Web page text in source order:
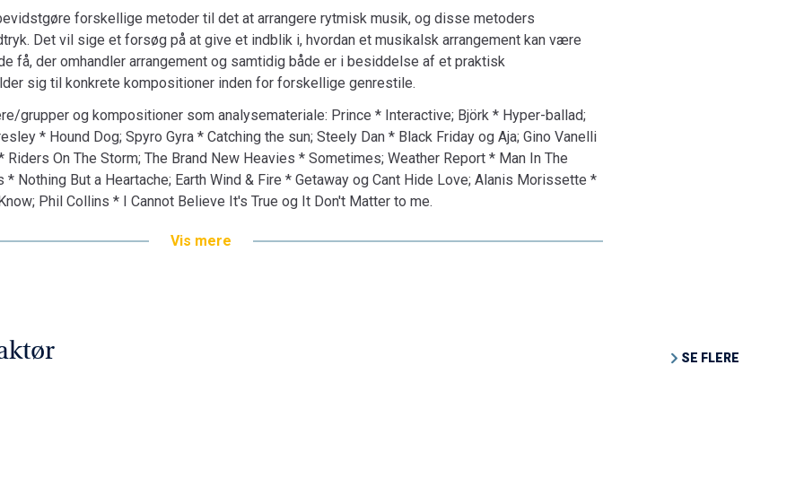
forskellige metoder til det at arrangere rytmisk musik, og disse metoders
Det vil sige et forsøg på at give et indblik i, hvordan et musikalsk arrangement kan være
få, der omhandler arrangement og samtidig både er i besiddelse af et praktisk
sig til konkrete kompositioner inden for forskellige genrestile.
grupper og kompositioner som analysemateriale: Prince * Interactive; Björk * Hyper-ballad;
* Hound Dog; Spyro Gyra * Catching the sun; Steely Dan * Black Friday og Aja; Gino Vanelli
On The Storm; The Brand New Heavies * Sometimes; Weather Report * Man In The
* Nothing But a Heartache; Earth Wind & Fire * Getaway og Cant Hide Love; Alanis Morissette *
Phil Collins * I Cannot Believe It's True og It Don't Matter to me.
Vis mere
SE FLERE